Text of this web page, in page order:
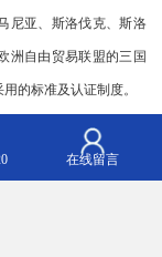
尼亚、斯洛伐克、斯洛
洲自由贸易联盟的三国
的标准及认证制度。
这一项即可）在线留言